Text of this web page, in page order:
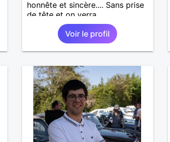
honnête et sincère.... Sans prise
de tête et on verra
Voir le profil